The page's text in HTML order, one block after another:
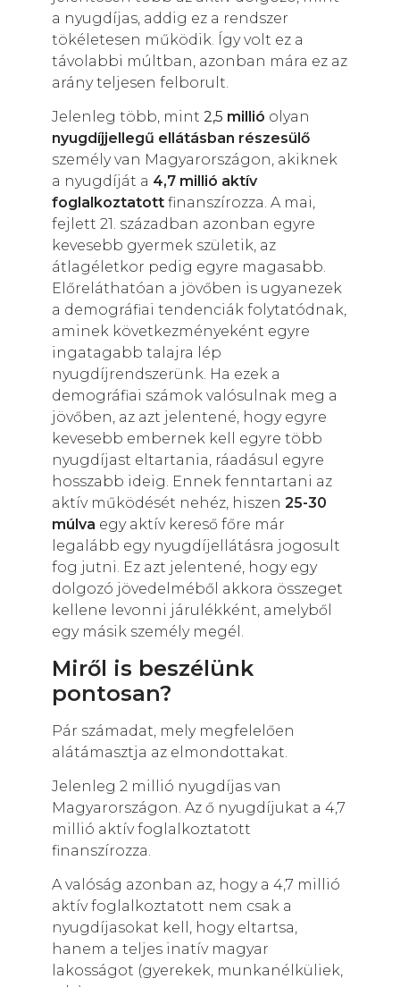
a nyugdíjas, addig ez a rendszer
tökéletesen működik. Így volt ez a
távolabbi múltban, azonban mára ez az
arány teljesen felborult.
Jelenleg több, mint 2,5 millió olyan
nyugdíjjellegű ellátásban részesülő
személy van Magyarországon, akiknek
a nyugdíját a 4,7 millió aktív
foglalkoztatott finanszírozza. A mai,
fejlett 21. században azonban egyre
kevesebb gyermek születik, az
átlagéletkor pedig egyre magasabb.
Előreláthatóan a jövőben is ugyanezek
a demográfiai tendenciák folytatódnak,
aminek következményeként egyre
ingatagabb talajra lép
nyugdíjrendszerünk. Ha ezek a
demográfiai számok valósulnak meg a
jövőben, az azt jelentené, hogy egyre
kevesebb embernek kell egyre több
nyugdíjast eltartania, ráadásul egyre
hosszabb ideig. Ennek fenntartani az
aktív működését nehéz, hiszen 25-30
múlva egy aktív kereső főre már
legalább egy nyugdíjellátásra jogosult
fog jutni. Ez azt jelentené, hogy egy
dolgozó jövedelméből akkora összeget
kellene levonni járulékként, amelyből
egy másik személy megél.
Miről is beszélünk
pontosan?
Pár számadat, mely megfelelően
alátámasztja az elmondottakat.
Jelenleg 2 millió nyugdíjas van
Magyarországon. Az ő nyugdíjukat a 4,7
millió aktív foglalkoztatott
finanszírozza.
A valóság azonban az, hogy a 4,7 millió
aktív foglalkoztatott nem csak a
nyugdíjasokat kell, hogy eltartsa,
hanem a teljes inatív magyar
lakosságot (gyerekek, munkanélküliek,